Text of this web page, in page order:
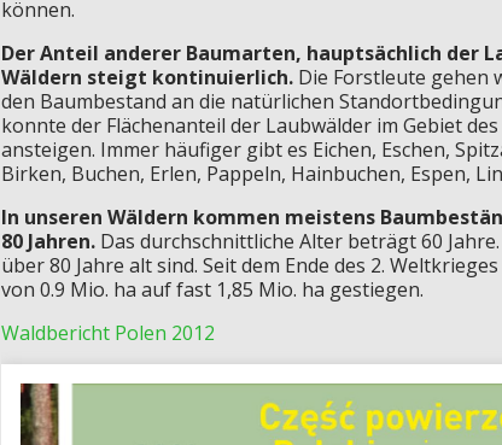
können.
Der Anteil anderer Baumarten, hauptsächlich der
Wäldern steigt kontinuierlich. Die Forstleute gehen
den Baumbestand an die natürlichen
konnte der Flächenanteil der Laubwälder im Gebiet des
ansteigen. Immer häufiger gibt es Eichen, Eschen,
Birken, Buchen, Erlen, Pappeln, Hainbuchen, Espen,
In unseren Wäldern kommen meistens
80 Jahren. Das durchschnittliche Alter beträgt 60
über 80 Jahre alt sind. Seit dem Ende des 2.
von 0.9 Mio. ha auf fast 1,85 Mio. ha gestiegen.
Waldbericht Polen 2012